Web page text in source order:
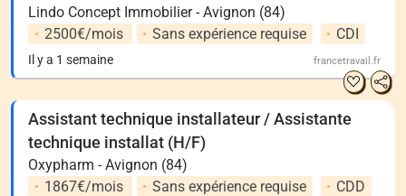
Lindo Concept Immobilier - Avignon (84)
2500€/mois
Sans expérience requise CDI
Il y a 1 semaine francetravail.fr
Assistant technique installateur / Assistante
technique installat (H/F)
Oxypharm - Avignon (84)
1867€/mois
Sans expérience requise
CDD